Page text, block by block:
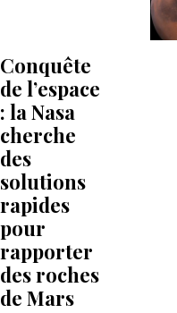
Conquête
de l’espace
: la Nasa
cherche
des
solutions
rapides
pour
rapporter
des roches
de Mars